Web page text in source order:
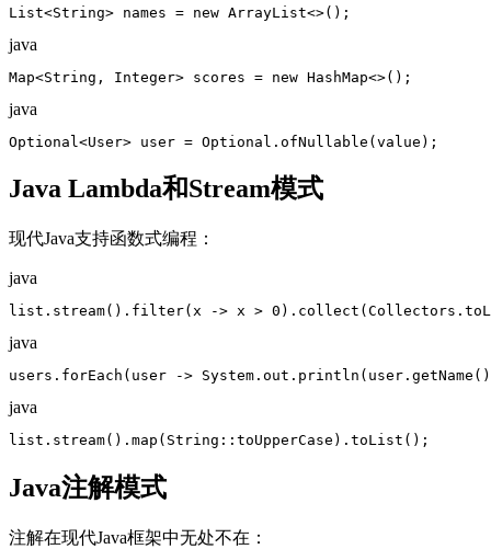
List<String> names = new ArrayList<>();
java
Map<String, Integer> scores = new HashMap<>();
java
Optional<User> user = Optional.ofNullable(value);
Java Lambda和Stream模式
现代Java支持函数式编程：
java
list.stream().filter(x -> x >
java
users.forEach(user ->
java
list.stream().map(String::toUpperCase).toList();
Java注解模式
注解在现代Java框架中无处不在：